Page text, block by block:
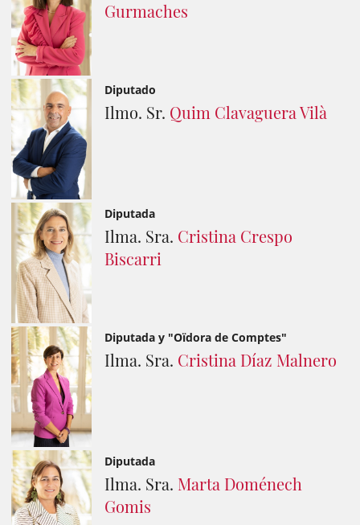
Gurmaches
Diputado
Ilmo. Sr. Quim Clavaguera Vilà
Diputada
Ilma. Sra. Cristina Crespo
Biscarri
Diputada y "Oïdora de Comptes"
Ilma. Sra. Cristina Díaz Malnero
Diputada
Ilma. Sra. Marta Doménech
Gomis